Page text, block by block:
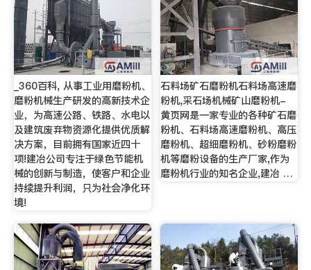
_360百科, 从事工业用磨粉机、
磨粉机械生产研发的高新技术企
业，为高速公路、铁路、水电以
及建筑废弃物资源化提供优质解
决方案，目前拥有国家近四十
项!建冶公司专注于绿色节能机
械的创新与制造，使客户和企业
持续提升利润，只为社会净化环
境!
石料场矿石磨粉机石料场高速磨
粉机,采石场机械矿山磨粉机-
黄页网是一家专业的各种矿石磨
粉机、石料场高速磨粉机、高压
磨粉机、超细磨粉机、砂粉磨粉
机等磨粉设备的生产厂家,作为
磨粉机行业的知名企业,建冶 …